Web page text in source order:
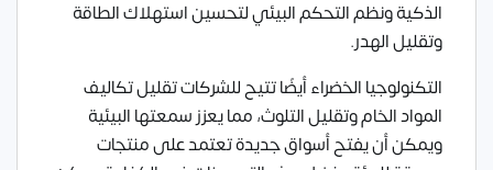
الذكية ونظم التحكم البيئي لتحسين استهلاك الطاقة
وتقليل الهدر.
التكنولوجيا الخضراء أيضًا تتيح للشركات تقليل تكاليف
المواد الخام وتقليل التلوث، مما يعزز سمعتها البيئية
ويمكن أن يفتح أسواق جديدة تعتمد على منتجات